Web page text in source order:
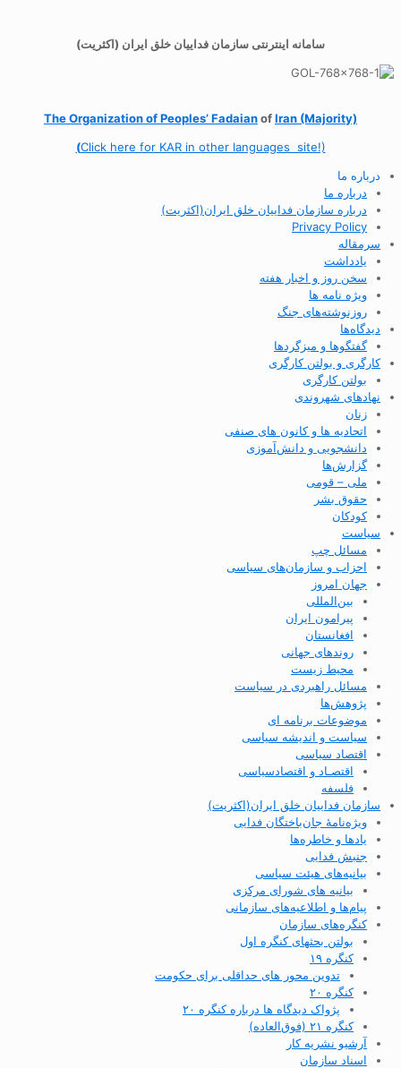
سامانه اینترنتی سازمان فداییان خلق ایران (اکثریت)
The Organization ofPeoples’ FadaianofIran (Majority)
(Click here for KAR in other languages site!)
درباره ما
درباره ما
درباره سازمان فداییان خلق ایران(اکثریت)
Privacy Policy
سرمقاله
یادداشت
سخن روز و اخبار هفته
ویژه نامه ها
روزنوشته‌های جنگ
دیدگاه‌ها
گفتگوها و میزگردها
کارگری و بولتن کارگری
بولتن کارگری
نهادهای شهروندی
زنان
اتحادیه ها و کانون های صنفی
دانشجویی و دانش‌آموزی
گزارش‌ها
ملی – قومی
حقوق بشر
کودکان
سیاست
مسائل چپ
احزاب و سازمان‌های سیاسی
جهان امروز
بین‌المللی
پیرامون ایران
افغانستان
روندهای جهانی
محیط زیست
مسائل راهبردی در سیاست
پژوهش‌ها
موضوعات برنامه ای
سیاست و اندیشه سیاسی
اقتصاد سیاسی
اقتصـاد و اقتصاد‌سیاسی
فلسفه
سازمان فداییان خلق ایران(اکثریت)
ویژه‌نامهٔ جان‌باختگان فدایی
یادها و خاطره‌ها
جنبش فدایی
بیانیه‌های هیئت سیاسی
بیانیه های شورای مرکزی
پیام‌ها و اطلاعیه‌های سازمانی
کنگره‌های سازمان
بولتن بحثهای کنگره اول
کنگره ۱۹
تدوین محور های حداقلی برای حکومت
کنگره ۲۰
پژواک دیدگاه ها درباره کنگره ۲۰
کنگره ۲۱ (فوق‌العاده)
آرشیو نشریه کار
اسناد سازمان